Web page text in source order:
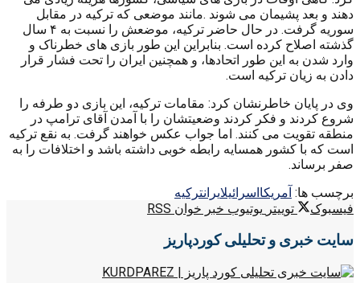
دهند و بعد پشیمان می شوند .مانند موضعی که ترکیه در مقابل
سوریه گرفت. در حال حاضر ترکیه، موضعش را نسبت به ۴ سال
گذشته اصلاح کرده است. بنابراین این طور بازی های خطرناک و
وارد شدن به این طور اتحادها، و همچنین ایران را تحت فشار قرار
دادن به زیان ترکیه است.
وی در پایان خاطرنشان کرد: مقامات ترکیه، این بازی دو طرفه را
شروع کردند و فکر کردند وضعیتشان را با آمدن آقای ترامپ در
منطقه تقویت می کنند. اما جواب عکس خواهند گرفت. به نقع ترکیه
است که با کشور همسایه رابطه خوبی داشته باشد و اختلافات را به
صفر برساند.
برچسب ها: آمریکااسرائیلایرانترکیه
فیسبوک
توییتر یوتیوب خبر خوان RSS
سایت خبری و تحلیلی کوردپاریز